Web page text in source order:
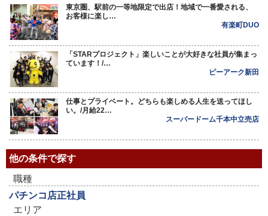
東京圏、駅前の一等地限定で出店！地域で一番愛される、
お客様に楽し…
有楽町DUO
「STARプロジェクト」楽しいことが大好きな社員が集まっ
ています！/…
ピーアーク新田
仕事とプライベート。どちらも楽しめる人生を送ってほし
い。/月給22…
スーパードーム千本中立売店
他の条件で探す
職種
パチンコ店正社員
エリア